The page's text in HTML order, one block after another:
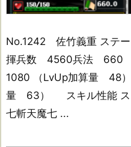
No.1242 佐竹義重 ステ
揮兵数 4560兵法 660
1080 （LvUp加算量 48
量 63） スキル性能 ス
七斬天魔七 ...